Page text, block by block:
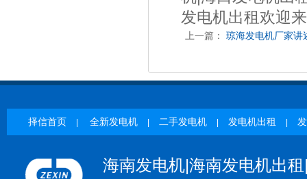
发电机出租欢迎
上一篇： 琼海发电机厂家讲
择信首页 全新发电机 二手发电机 发电机出租
海南发电机|海南发电机出